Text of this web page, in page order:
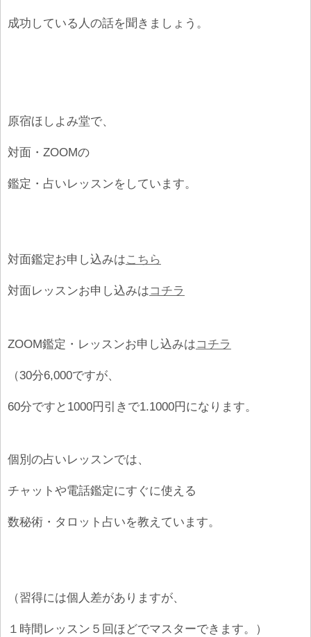
成功している人の話を聞きましょう。
原宿ほしよみ堂で、
対面・ZOOMの
鑑定・占いレッスンをしています。
対面鑑定お申し込みはこちら
対面レッスンお申し込みはコチラ
ZOOM鑑定・レッスンお申し込みはコチラ
（30分6,000ですが、
60分ですと1000円引きで1.1000円になります。
個別の占いレッスンでは、
チャットや電話鑑定にすぐに使える
数秘術・タロット占いを教えています。
（習得には個人差がありますが、
１時間レッスン５回ほどでマスターできます。）